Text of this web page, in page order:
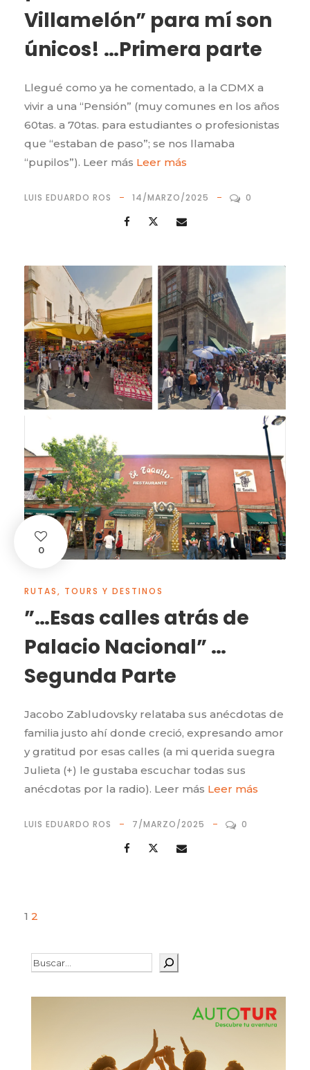
Villamelón” para mí son
únicos! …Primera parte
Llegué como ya he comentado, a la CDMX a
vivir a una “Pensión” (muy comunes en los años
60tas. a 70tas. para estudiantes o profesionistas
que “estaban de paso”; se nos llamaba
“pupilos”). Leer más Leer más
LUIS EDUARDO ROS 14/MARZO/2025 0
0
RUTAS, TOURS Y DESTINOS
”…Esas calles atrás de
Palacio Nacional” …
Segunda Parte
Jacobo Zabludovsky relataba sus anécdotas de
familia justo ahí donde creció, expresando amor
y gratitud por esas calles (a mi querida suegra
Julieta (+) le gustaba escuchar todas sus
anécdotas por la radio). Leer más Leer más
LUIS EDUARDO ROS 7/MARZO/2025 0
1 2
Buscar